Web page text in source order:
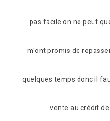
après
pour s'adapter à notre
l'étanchéité de notre
retrouvé une
tranquillise concernant